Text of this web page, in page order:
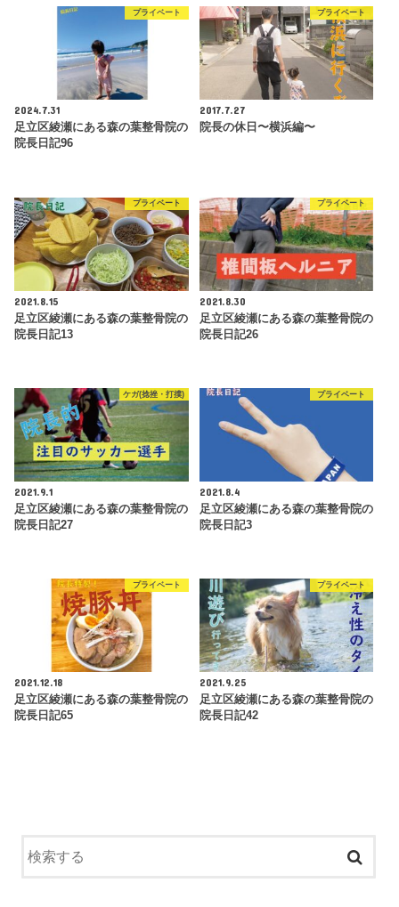
プライベート
2024.7.31
足立区綾瀬にある森の葉整骨院の
院長日記96
プライベート
2017.7.27
院長の休日〜横浜編〜
プライベート
2021.8.15
足立区綾瀬にある森の葉整骨院の
院長日記13
プライベート
2021.8.30
足立区綾瀬にある森の葉整骨院の
院長日記26
ケガ(捻挫・打撲)
2021.9.1
足立区綾瀬にある森の葉整骨院の
院長日記27
プライベート
2021.8.4
足立区綾瀬にある森の葉整骨院の
院長日記3
プライベート
2021.12.18
足立区綾瀬にある森の葉整骨院の
院長日記65
プライベート
2021.9.25
足立区綾瀬にある森の葉整骨院の
院長日記42